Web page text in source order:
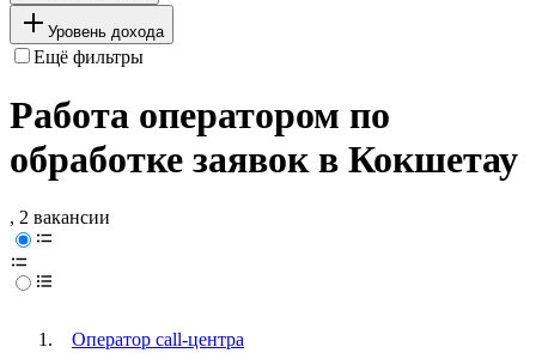
Уровень дохода
Ещё фильтры
Работа оператором по
обработке заявок в Кокшетау
, 2 вакансии
Оператор call-центра